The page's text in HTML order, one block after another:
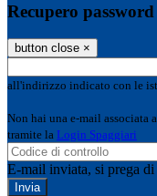
Recupero password
button close ×
all'indirizzo indicato con le
Non hai una e-mail associata
tramite la Login Spaggiari
E-mail inviata, si prega